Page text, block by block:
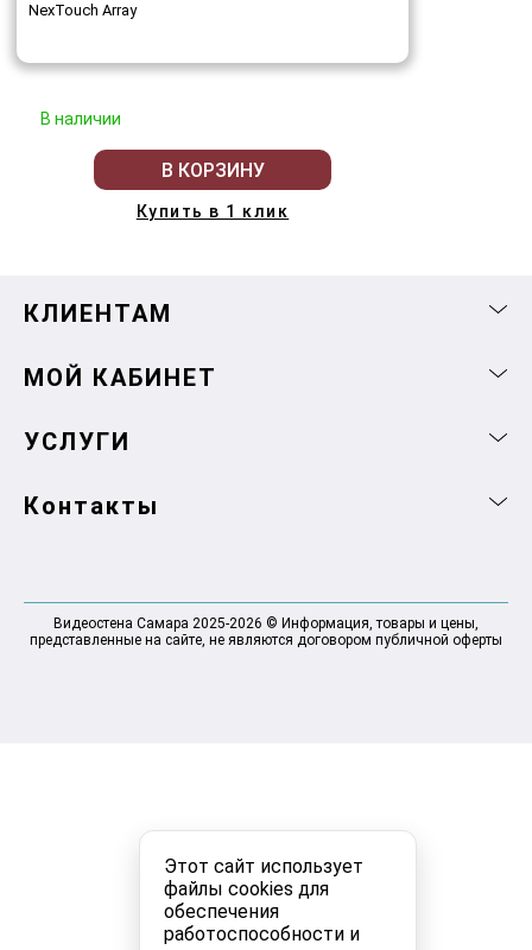
Этот сайт использует
файлы cookies для
обеспечения
работоспособности и
NexTouch Array
В наличии
В КОРЗИНУ
Купить в 1 клик
КЛИЕНТАМ
МОЙ КАБИНЕТ
УСЛУГИ
Контакты
Видеостена Самара 2025-2026 © Информация, товары и цены,
представленные на сайте, не являются договором публичной оферты